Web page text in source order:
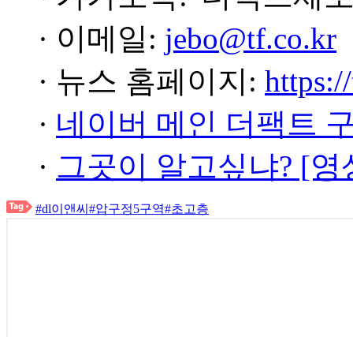
· 이메일: jebo@tf.co.kr
· 뉴스 홈페이지:
· 네이버 메인 더팩트
· 그곳이 알고싶냐? [
#dl이앤씨 #압구정5구역#초고층